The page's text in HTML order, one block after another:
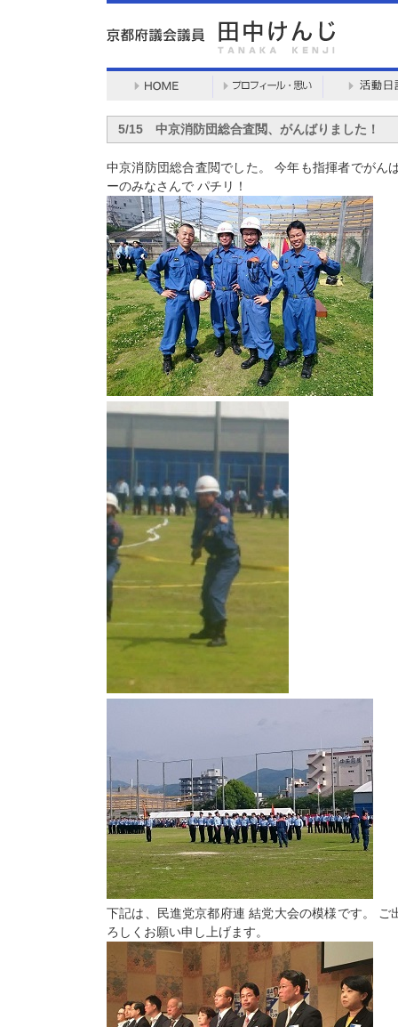
5/15 中京消防団総合査閲、がんばりました！
中京消防団総合査閲でした。 今年も指揮者でがん
ーのみなさんで パチリ！
下記は、民進党京都府連 結党大会の模様です。
ろしくお願い申し上げます。